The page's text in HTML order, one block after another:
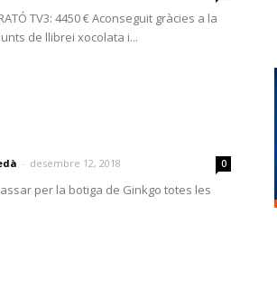
TV3: 4450 € Aconseguit gràcies a la
de llibrei xocolata i...
- desembre 12, 2018 0
per la botiga de Ginkgo totes les